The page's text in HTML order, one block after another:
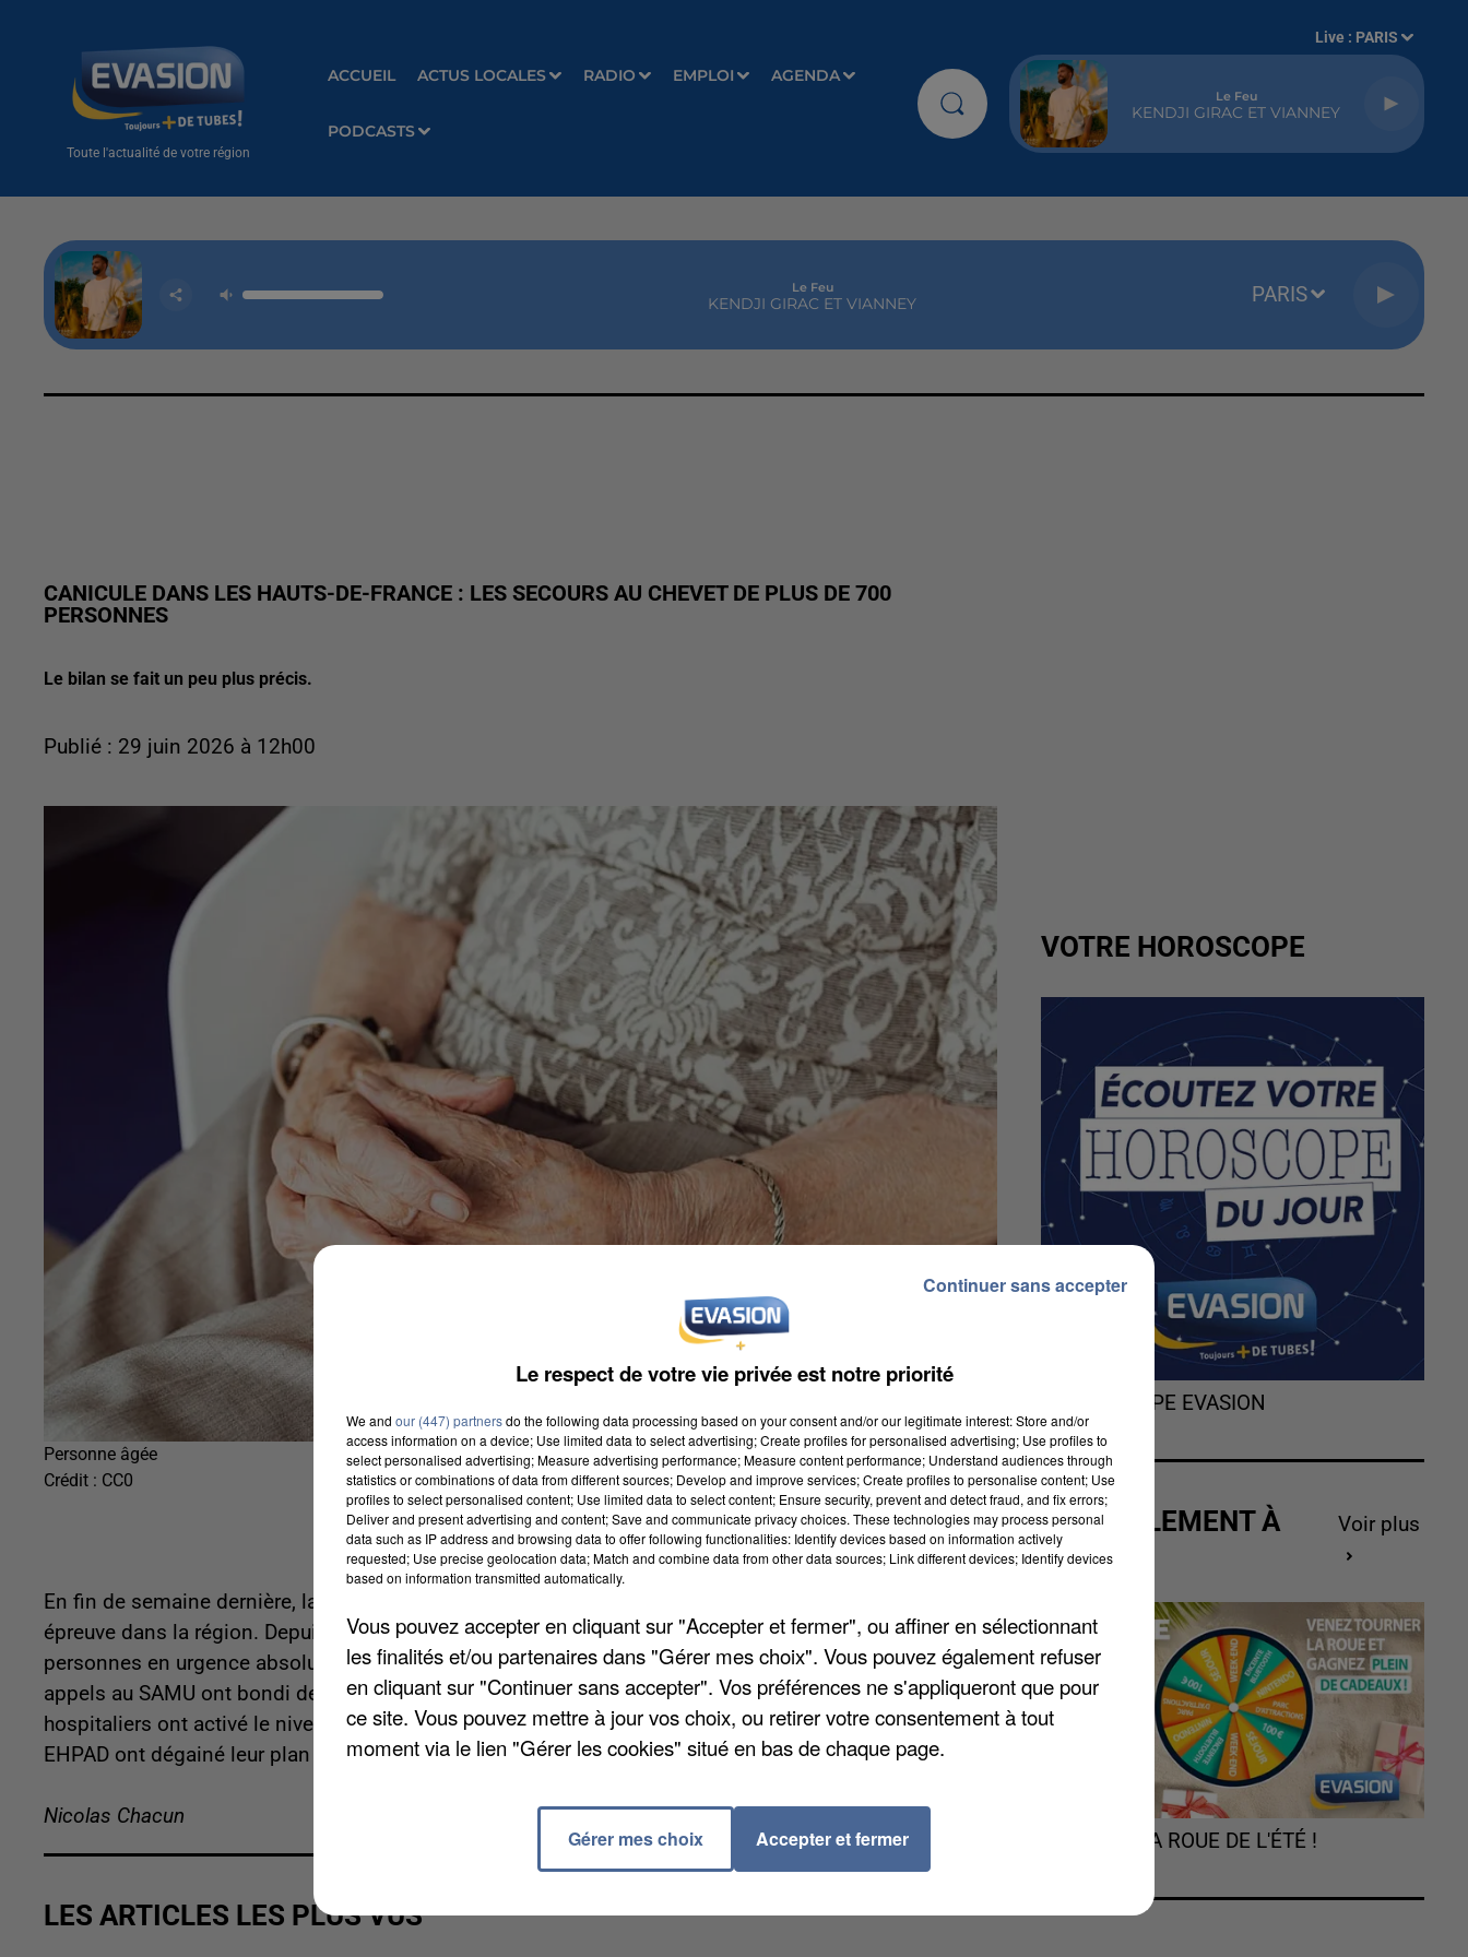
Toute l'actualité de votre région
ACCUEIL ACTUS LOCALES RADIO EMPLOI AGENDA
PODCASTS
Live : PARIS
Le Feu
KENDJI GIRAC ET VIANNEY
Le Feu
KENDJI GIRAC ET VIANNEY PARIS
CANICULE DANS LES HAUTS-DE-FRANCE : LES SECOURS AU CHEVET DE PLUS DE 700
PERSONNES
Le bilan se fait un peu plus précis.
Publié : 29 juin 2026 à 12h00
Personne âgée
Crédit : CC0
En fin de semaine dernière, la canicule a continué de mettre les services de secours et de santé à rude
épreuve dans la région. Depuis le début de l'épisode de vigilance rouge et jusqu'à vendredi soir, 13
personnes en urgence absolue et 750 en urgence relative ont été prises en charge par les secours. Les
appels au SAMU ont bondi de 30 % par rapport à la même journée en 2025, tandis que 49 centres
hospitaliers ont activé le niveau 1 de leur plan blanc. Enfin, 275 établissements médico-sociaux et
EHPAD ont dégainé leur plan bleu.
Nicolas Chacun
LES ARTICLES LES PLUS VUS
VOTRE HOROSCOPE
L'HOROSCOPE EVASION
ACTUELLEMENT À
GAGNER
Voir plus
TOURNEZ LA ROUE DE L'ÉTÉ !
Le respect de votre vie privée est notre priorité
We and our (447) partnersdo the following data processing based on your consent and/or our legitimate interest: Store and/or
access information on a device; Use limited data to select advertising; Create profiles for personalised advertising; Use profiles to
select personalised advertising; Measure advertising performance; Measure content performance; Understand audiences through
statistics or combinations of data from different sources; Develop and improve services; Create profiles to personalise content; Use
profiles to select personalised content; Use limited data to select content; Ensure security, prevent and detect fraud, and fix errors;
Deliver and present advertising and content; Save and communicate privacy choices. These technologies may process personal
data such as IP address and browsing data to offer following functionalities: Identify devices based on information actively
requested; Use precise geolocation data; Match and combine data from other data sources; Link different devices; Identify devices
based on information transmitted automatically.
Vous pouvez accepter en cliquant sur "Accepter et fermer", ou affiner en sélectionnant
les finalités et/ou partenaires dans "Gérer mes choix". Vous pouvez également refuser
en cliquant sur "Continuer sans accepter". Vos préférences ne s'appliqueront que pour
ce site. Vous pouvez mettre à jour vos choix, ou retirer votre consentement à tout
moment via le lien "Gérer les cookies" situé en bas de chaque page.
Gérer mes choix Accepter et fermer
Continuer sans accepter